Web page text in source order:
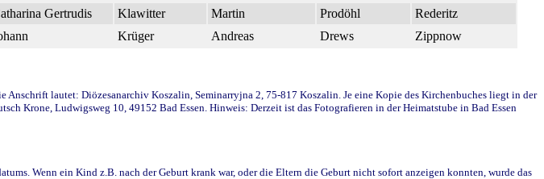
Gertrudis Klawitter Martin Prodöhl
Rederitz
Krüger Andreas Drews Zippnow
lautet: Diözesanarchiv Koszalin, Seminarryjna 2, 75-817 Koszalin. Je eine Kopie des Kirchenbuches liegt in der
Krone, Ludwigsweg 10, 49152 Bad Essen. Hinweis: Derzeit ist das Fotografieren in der Heimatstube in Bad Essen
Wenn ein Kind z.B. nach der Geburt krank war, oder die Eltern die Geburt nicht sofort anzeigen konnten, wurde das